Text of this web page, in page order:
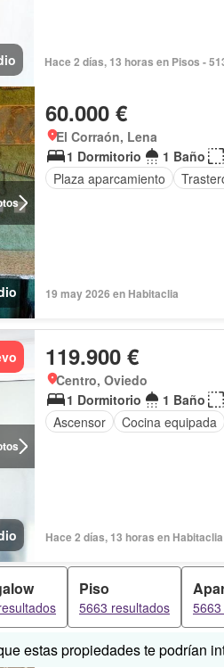
Hace 2 días, 13 horas en Pisos -
60.000 €
El Corraón, Lena
1 Dormitorio
1 Baño
Plaza aparcamiento
19 may 2026 en Habitaclia
119.900 €
Centro, Oviedo
1 Dormitorio
1 Baño
Ascensor
Cocina equipada
Hace 2 días, 13 horas en Habitaclia
Piso
5663 resultados
estas propiedades te podrían